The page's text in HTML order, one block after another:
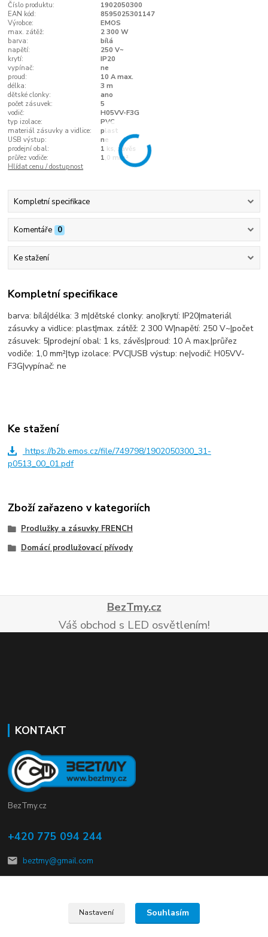
Číslo produktu:
1902050300
EAN kód:
8595025301147
Výrobce:
EMOS
max. zátěž:
2 300 W
barva:
bílá
napětí:
250 V~
krytí:
IP20
vypínač:
ne
proud:
10 A max.
délka:
3 m
dětské clonky:
ano
počet zásuvek:
5
vodič:
H05VV-F3G
typ izolace:
PVC
materiál zásuvky a vidlice:
plast
USB výstup:
ne
prodejní obal:
1 ks, závěs
průřez vodiče:
1,0 mm²
Hlídat cenu / dostupnost
Kompletní specifikace
Komentáře 0
Ke stažení
Kompletní specifikace
barva: bílá|délka: 3 m|dětské clonky: ano|krytí: IP20|materiál
zásuvky a vidlice: plast|max. zátěž: 2 300 W|napětí: 250 V~|počet
zásuvek: 5|prodejní obal: 1 ks, závěs|proud: 10 A max.|průřez
vodiče: 1,0 mm²|typ izolace: PVC|USB výstup: ne|vodič: H05VV-
F3G|vypínač: ne
Ke stažení
https://b2b.emos.cz/file/749798/1902050300_31-
p0513_00_01.pdf
Zboží zařazeno v kategoriích
Prodlužky a zásuvky FRENCH
Domácí prodlužovací přívody
BezTmy.cz
Váš obchod s LED osvětlením!
KONTAKT
BezTmy.cz
+420 775 094 244
beztmy@gmail.com
Nastavení Souhlasím